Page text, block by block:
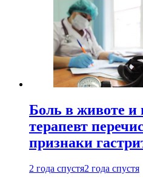
Боль в животе и
терапевт
признаки
2 года спустя2 года спустя